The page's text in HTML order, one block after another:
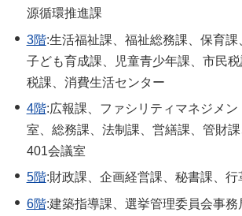
源循環推進課
3階:生活福祉課、福祉総務課、保育課
子ども育成課、児童青少年課、市民
税課、消費生活センター
4階:広報課、ファシリティマネジメ
室、総務課、法制課、営繕課、管財課
401会議室
5階:財政課、企画経営課、秘書課、行
6階:建築指導課、選挙管理委員会事務